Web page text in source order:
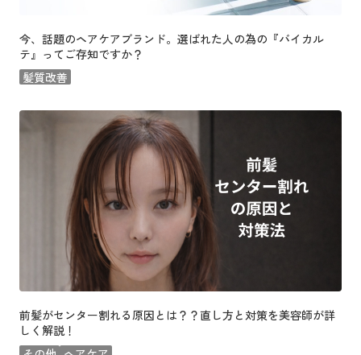
今、話題のヘアケアブランド。選ばれた人の為の『バイカル
テ』ってご存知ですか？
髪質改善
前髪がセンター割れる原因とは？？直し方と対策を美容師が詳
しく解説！